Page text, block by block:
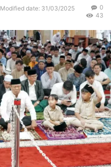
Modified date: 31/03/2025
0
43